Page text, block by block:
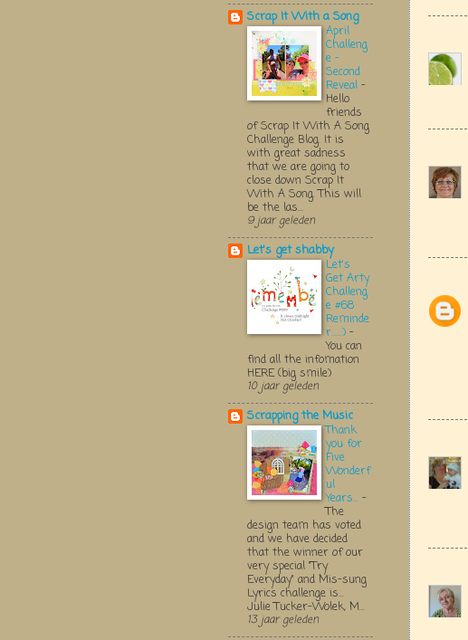
Scrap It With a Song
April
Challeng
e -
Second
Reveal -
Hello
friends
of Scrap It With A Song
Challenge Blog. It is
with great sadness
that we are going to
close down Scrap It
With A Song. This will
be the las...
9 jaar geleden
Let's get shabby
Let's
Get Arty
Challeng
e #68
Reminde
r.....:) -
You can
find all the infomation
HERE (big smile)
10 jaar geleden
Scrapping the Music
Thank
you for
Five
Wonderf
ul
Years... -
The
design team has voted
and we have decided
that the winner of our
very special "Try
Everyday" and Mis-sung
Lyrics challenge is...
Julie Tucker-Wolek, M...
13 jaar geleden